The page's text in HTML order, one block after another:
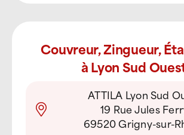
Couvreur, Zingueur,
à Lyon Sud
ATTILA Lyon Sud
19 Rue Jules
69520 Grigny-sur-